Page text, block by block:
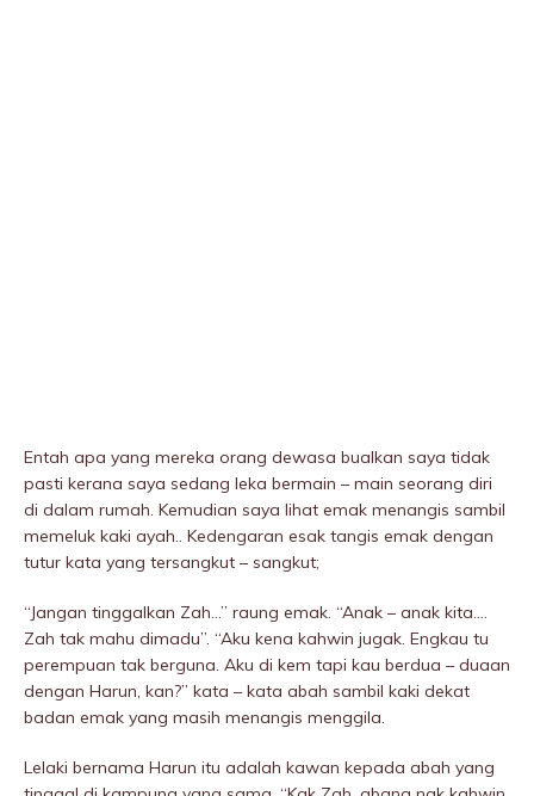
Entah apa yang mereka orang dewasa bualkan saya tidak
pasti kerana saya sedang leka bermain – main seorang diri
di dalam rumah. Kemudian saya lihat emak menangis sambil
memeIuk kaki ayah.. Kedengaran esak tangis emak dengan
tutur kata yang tersangkut – sangkut;
“Jangan tinggalkan Zah…” raung emak. “Anak – anak kita….
Zah tak mahu dimadu”. “Aku kena kahwin jugak. Engkau tu
perempuan tak berguna. Aku di kem tapi kau berdua – duaan
dengan Harun, kan?” kata – kata abah sambil kaki dekat
badan emak yang masih menangis menggiIa.
Lelaki bernama Harun itu adalah kawan kepada abah yang